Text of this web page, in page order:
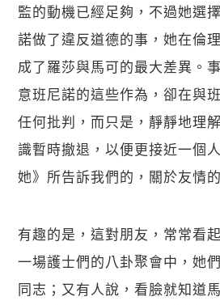
監的動機已經足夠，不過她選
諾做了違反道德的事，她在倫
成了羅莎與馬可的最大差異。
意班尼諾的這些作為，卻在與
任何批判，而只是，靜靜地理
識暫時撤退，以便更接近一個
她》所告訴我們的，關於友情
有趣的是，這對朋友，常常看
一場護士們的八卦聚會中，她
同志；又有人說，看臉就知道
關閉